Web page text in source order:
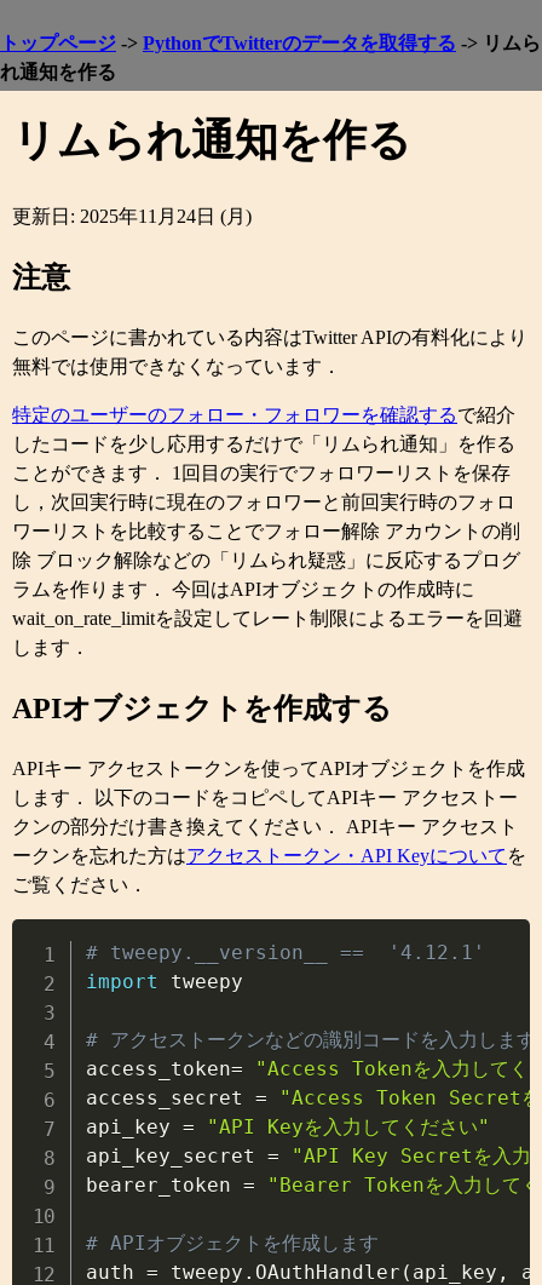
トップページ -> PythonでTwitterのデータを取得する -> リムら
れ通知を作る
リムられ通知を作る
更新日: 2025年11月24日 (月)
注意
このページに書かれている内容はTwitter APIの有料化により
無料では使用できなくなっています．
特定のユーザーのフォロー・フォロワーを確認するで紹介
したコードを少し応用するだけで「リムられ通知」を作る
ことができます． 1回目の実行でフォロワーリストを保存
し，次回実行時に現在のフォロワーと前回実行時のフォロ
ワーリストを比較することでフォロー解除 アカウントの削
除 ブロック解除などの「リムられ疑惑」に反応するプログ
ラムを作ります． 今回はAPIオブジェクトの作成時に
wait_on_rate_limitを設定してレート制限によるエラーを回避
します．
APIオブジェクトを作成する
APIキー アクセストークンを使ってAPIオブジェクトを作成
します． 以下のコードをコピペしてAPIキー アクセストー
クンの部分だけ書き換えてください． APIキー アクセスト
ークンを忘れた方はアクセストークン・API Keyについて を
ご覧ください．
# tweepy.__version__ ==  '4.12.1'
import tweepy
# アクセストークンなどの識別コードを入力します
access_token=
"Access Tokenを入力してく
access_secret =
"Access Token Secretを
api_key =
"API Keyを入力してください"
api_key_secret =
"API Key Secretを入力
bearer_token = "Bearer Tokenを入力して
# APIオブジェクトを作成します
auth = tweepy . OAuthHandler ( api_key ,